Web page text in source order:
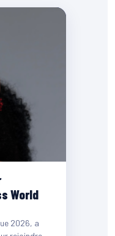
World
2026, a